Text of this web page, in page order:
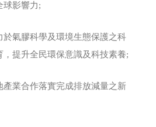
球影響力;
於氣膠科學及環境生態保護之科
提升全民環保意識及科技素養;
業合作落實完成排放減量之新